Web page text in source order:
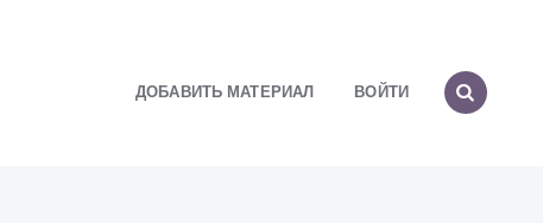
ДОБАВИТЬ МАТЕРИАЛ ВОЙТИ